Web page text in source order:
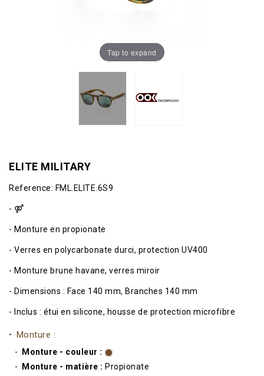
Tap to expand
ELITE MILITARY
Reference: FML.ELITE.6S9
- ⚤
- Monture en propionate
- Verres en polycarbonate durci, protection UV400
- Monture brune havane, verres miroir
- Dimensions : Face 140 mm, Branches 140 mm
- Inclus : étui en silicone, housse de protection microfibre
Monture :
Monture - couleur :
Monture - matière : Propionate